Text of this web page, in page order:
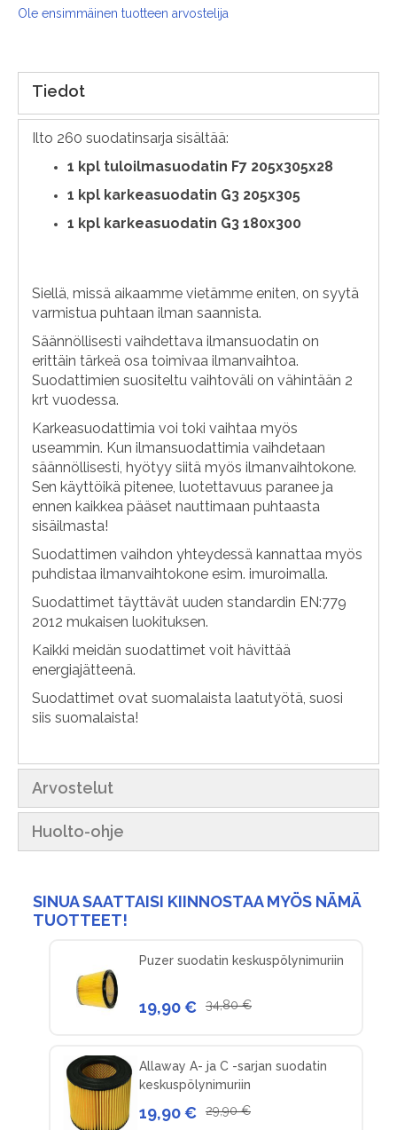
Ole ensimmäinen tuotteen arvostelija
Tiedot
Ilto 260 suodatinsarja sisältää:
1 kpl tuloilmasuodatin F7 205x305x28
1 kpl karkeasuodatin G3 205x305
1 kpl karkeasuodatin G3 180x300
Siellä, missä aikaamme vietämme eniten, on syytä
varmistua puhtaan ilman saannista.
Säännöllisesti vaihdettava ilmansuodatin on
erittäin tärkeä osa toimivaa ilmanvaihtoa.
Suodattimien suositeltu vaihtoväli on vähintään 2
krt vuodessa.
Karkeasuodattimia voi toki vaihtaa myös
useammin. Kun ilmansuodattimia vaihdetaan
säännöllisesti, hyötyy siitä myös ilmanvaihtokone.
Sen käyttöikä pitenee, luotettavuus paranee ja
ennen kaikkea pääset nauttimaan puhtaasta
sisäilmasta!
Suodattimen vaihdon yhteydessä kannattaa myös
puhdistaa ilmanvaihtokone esim. imuroimalla.
Suodattimet täyttävät uuden standardin EN:779
2012 mukaisen luokituksen.
Kaikki meidän suodattimet voit hävittää
energiajätteenä.
Suodattimet ovat suomalaista laatutyötä, suosi
siis suomalaista!
Arvostelut
Huolto-ohje
SINUA SAATTAISI KIINNOSTAA MYÖS NÄMÄ
TUOTTEET!
Puzer suodatin keskuspölynimuriin
19,90 € 34,80 €
Allaway A- ja C -sarjan suodatin
keskuspölynimuriin
19,90 € 29,90 €